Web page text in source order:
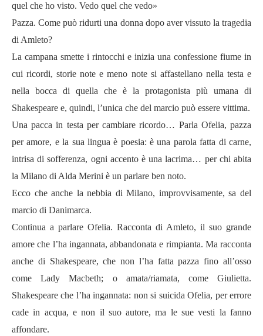
quel che ho visto. Vedo quel che vedo»
Pazza. Come può ridurti una donna dopo aver vissuto la tragedia
di Amleto?
La campana smette i rintocchi e inizia una confessione fiume in
cui ricordi, storie note e meno note si affastellano nella testa e
nella bocca di quella che è la protagonista più umana di
Shakespeare e, quindi, l’unica che del marcio può essere vittima.
Una pacca in testa per cambiare ricordo… Parla Ofelia, pazza
per amore, e la sua lingua è poesia: è una parola fatta di carne,
intrisa di sofferenza, ogni accento è una lacrima… per chi abita
la Milano di Alda Merini è un parlare ben noto.
Ecco che anche la nebbia di Milano, improvvisamente, sa del
marcio di Danimarca.
Continua a parlare Ofelia. Racconta di Amleto, il suo grande
amore che l’ha ingannata, abbandonata e rimpianta. Ma racconta
anche di Shakespeare, che non l’ha fatta pazza fino all’osso
come Lady Macbeth; o amata/riamata, come Giulietta.
Shakespeare che l’ha ingannata: non si suicida Ofelia, per errore
cade in acqua, e non il suo autore, ma le sue vesti la fanno
affondare.